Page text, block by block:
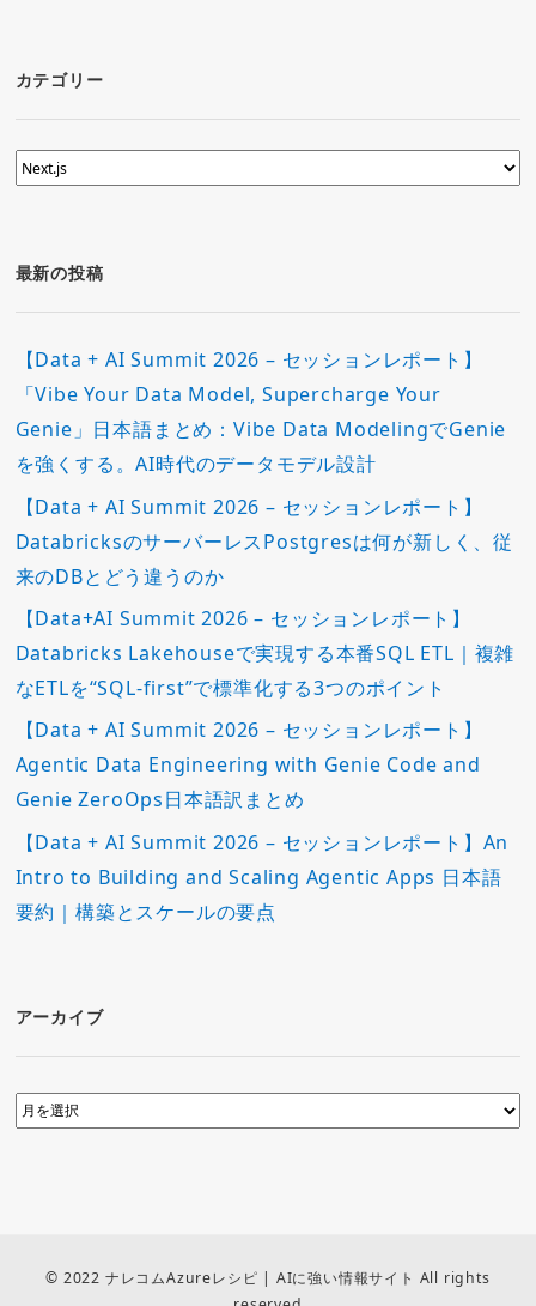
カテゴリー
カ
テ
ー
最新の投稿
【Data + AI Summit 2026 – セッションレポート】
「Vibe Your Data Model, Supercharge Your
Genie」日本語まとめ：Vibe Data ModelingでGenie
を強くする。AI時代のデータモデル設計
【Data + AI Summit 2026 – セッションレポート】
DatabricksのサーバーレスPostgresは何が新しく、従
来のDBとどう違うのか
【Data+AI Summit 2026 – セッションレポート】
Databricks Lakehouseで実現する本番SQL ETL｜複雑
なETLを“SQL-first”で標準化する3つのポイント
【Data + AI Summit 2026 – セッションレポート】
Agentic Data Engineering with Genie Code and
Genie ZeroOps日本語訳まとめ
【Data + AI Summit 2026 – セッションレポート】An
Intro to Building and Scaling Agentic Apps 日本語
要約｜構築とスケールの要点
アーカイブ
© 2022 ナレコムAzureレシピ | AIに強い情報サイト All rights